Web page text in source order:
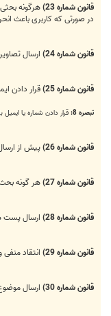
قانون شماره 23)
هرگونه
در صورتی‌ که کاربری باعث
قانون شماره 24) ارسال
قانون شماره 25) قرار دادن
تبصره 8: قرار دادن شماره یا
قانون شماره 26) پیش از
قانون شماره 27) هر گونه
قانون شماره 28) ارسال پست هايي همچون ٫‌متشكرم ٫‌مرسي ٫‌خيلي عالي بود و.... ممنوع
قانون شماره 29) انتقاد
قانون شماره 30) ارسال